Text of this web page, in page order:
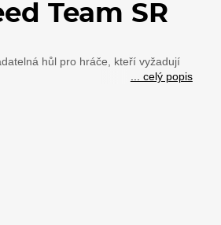
Team SR
hůl pro hráče, kteří vyžadují
... celý popis